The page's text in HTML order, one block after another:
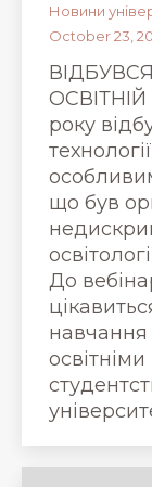
Новини
October 23,
року
що був
До
навчання